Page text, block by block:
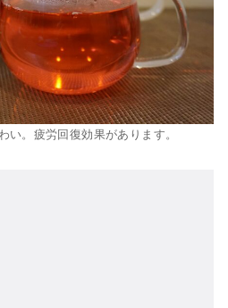
い。疲労回復効果があります。